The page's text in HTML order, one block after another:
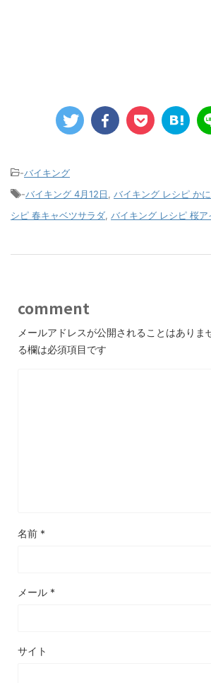
-バイキング
-バイキング 4月12日 バイキング レシピ か
シピ 春キャベツサラダ バイキング レシピ 桜ア
comment
メールアドレスが公開されることはありま
る欄は必須項目です
名前 *
メール *
サイト